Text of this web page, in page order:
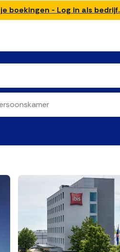
boekingen - Log in als bedrijf.